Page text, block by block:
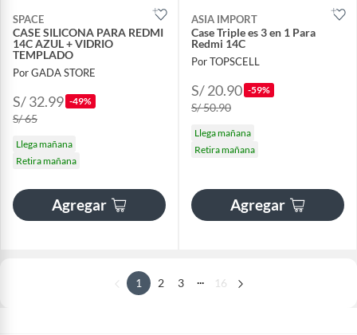
SPACE
CASE SILICONA PARA REDMI
14C AZUL + VIDRIO
TEMPLADO
Por GADA STORE
S/ 32.99 -49%
S/ 65
Llega mañana
Retira mañana
Agregar
ASIA IMPORT
Case Triple es 3 en 1 Para
Redmi 14C
Por TOPSCELL
S/ 20.90 -59%
S/ 50.90
Llega mañana
Retira mañana
Agregar
1 2 3 ... 16